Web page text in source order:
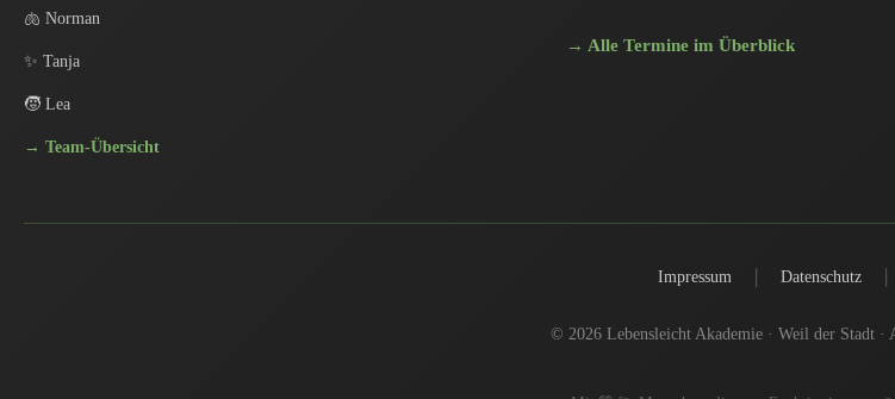
🫁 Norman
✨ Tanja
🧒 Lea
→ Team-Übersicht
→ Alle Termine im Überblick
Impressum | Datenschutz |
© 2026 Lebensleicht Akademie · Weil der Stadt ·